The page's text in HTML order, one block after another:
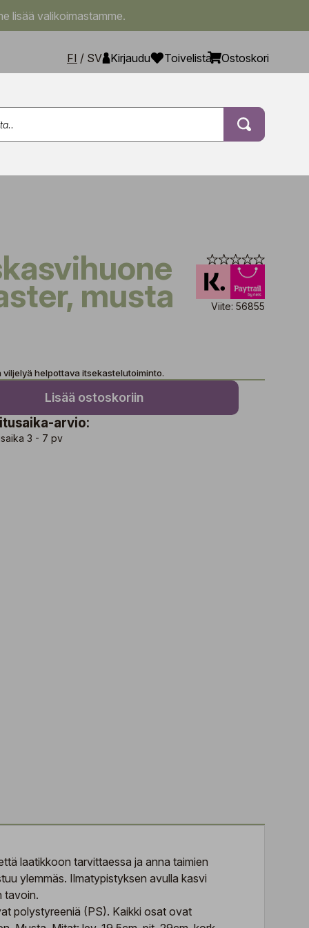
lisää valikoimastamme.
FI / SV Kirjaudu Toivelista Ostoskori
musta Viite: 56855
helpottava itsekastelutoiminto.
Lisää ostoskoriin
arvio:
3 - 7 pv
laatikkoon tarvittaessa ja anna taimien
ylemmäs. Ilmatypistyksen avulla kasvi
tavoin.
polystyreeniä (PS). Kaikki osat ovat